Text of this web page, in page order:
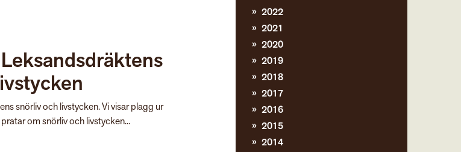
snörliv och livstycken. Vi visar plagg ur
om snörliv och livstycken...
2022
2021
2020
2019
2018
2017
2016
2015
2014